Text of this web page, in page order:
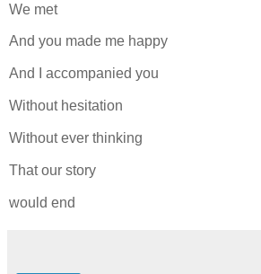
We met
And you made me happy
And I accompanied you
Without hesitation
Without ever thinking
That our story
would end